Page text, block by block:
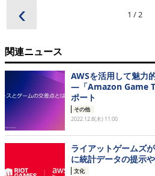
1 /2
‹
関連ニュース
AWSを活用して魅力
―「Amazon Game
ポート
その他
2022.12.8(木) 11:00
ライアットゲームズ
に統計データの提示
文化